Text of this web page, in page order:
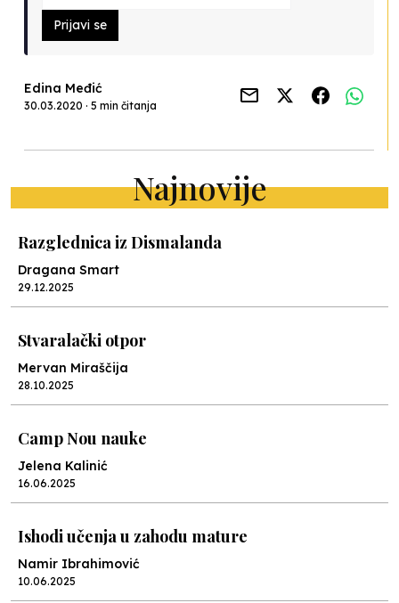
Prijavi se
Edina Međić
30.03.2020 · 5 min čitanja
Najnovije
Razglednica iz Dismalanda
Dragana Smart
29.12.2025
Stvaralački otpor
Mervan Miraščija
28.10.2025
Camp Nou nauke
Jelena Kalinić
16.06.2025
Ishodi učenja u zahodu mature
Namir Ibrahimović
10.06.2025